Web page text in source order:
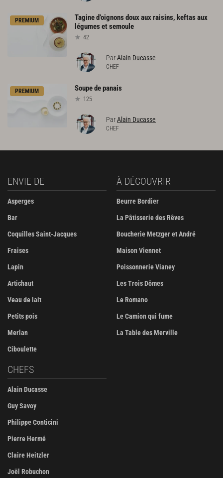
PREMIUM Tagined’oignonsdouxauxraisins, keftasaux
légumesetsemoule
42
ParAlain Ducasse
CHEF
PREMIUM Soupedepanais
125
ParAlain Ducasse
CHEF
ENVIE DE
Asperges
Bar
Coquilles Saint-Jacques
Fraises
Lapin
Artichaut
Veau de lait
Petits pois
Merlan
Ciboulette
À DÉCOUVRIR
Beurre Bordier
La Pâtisserie des Rêves
Boucherie Metzger et André
Maison Viennet
Poissonnerie Vianey
Les Trois Dômes
Le Romano
Le Camion qui fume
La Table des Merville
CHEFS
Alain Ducasse
Guy Savoy
Philippe Conticini
Pierre Hermé
Claire Heitzler
Joël Robuchon